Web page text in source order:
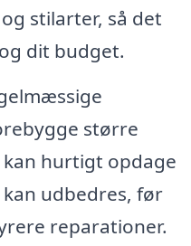
stilarter, så det
dit budget.
større
hurtigt opdage
udbedres, før
reparationer.